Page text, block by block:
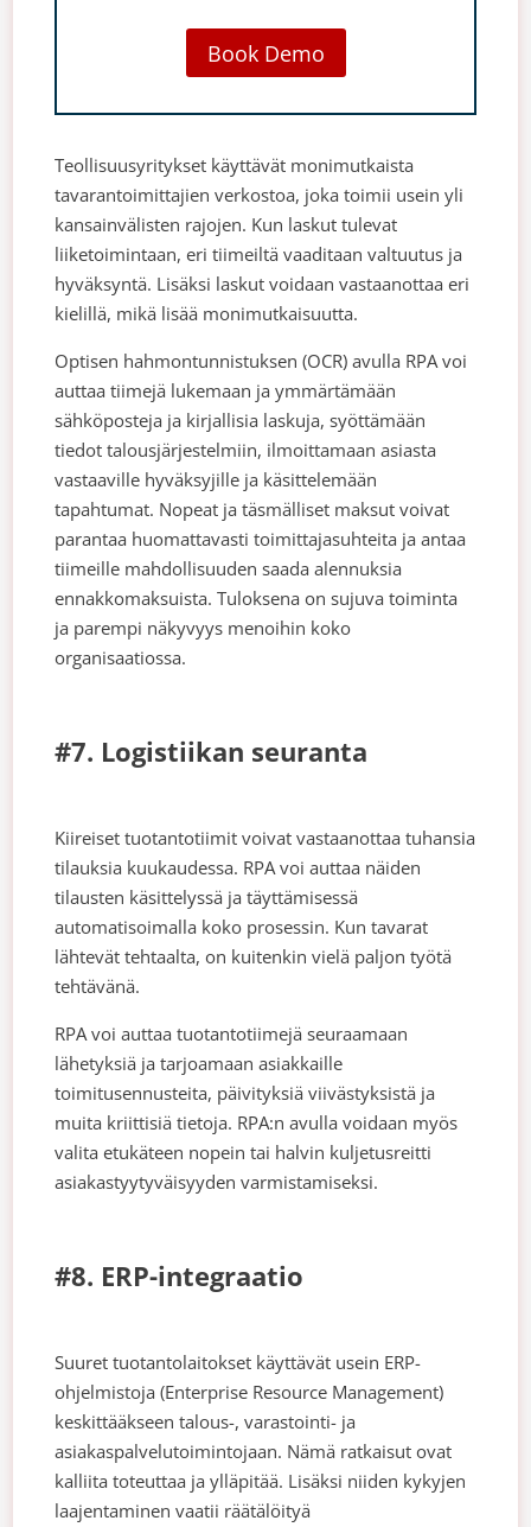
Book Demo
Teollisuusyritykset käyttävät monimutkaista
tavarantoimittajien verkostoa, joka toimii usein yli
kansainvälisten rajojen. Kun laskut tulevat
liiketoimintaan, eri tiimeiltä vaaditaan valtuutus ja
hyväksyntä. Lisäksi laskut voidaan vastaanottaa eri
kielillä, mikä lisää monimutkaisuutta.
Optisen hahmontunnistuksen (OCR) avulla RPA voi
auttaa tiimejä lukemaan ja ymmärtämään
sähköposteja ja kirjallisia laskuja, syöttämään
tiedot talousjärjestelmiin, ilmoittamaan asiasta
vastaaville hyväksyjille ja käsittelemään
tapahtumat. Nopeat ja täsmälliset maksut voivat
parantaa huomattavasti toimittajasuhteita ja antaa
tiimeille mahdollisuuden saada alennuksia
ennakkomaksuista. Tuloksena on sujuva toiminta
ja parempi näkyvyys menoihin koko
organisaatiossa.
#7. Logistiikan seuranta
Kiireiset tuotantotiimit voivat vastaanottaa tuhansia
tilauksia kuukaudessa. RPA voi auttaa näiden
tilausten käsittelyssä ja täyttämisessä
automatisoimalla koko prosessin. Kun tavarat
lähtevät tehtaalta, on kuitenkin vielä paljon työtä
tehtävänä.
RPA voi auttaa tuotantotiimejä seuraamaan
lähetyksiä ja tarjoamaan asiakkaille
toimitusennusteita, päivityksiä viivästyksistä ja
muita kriittisiä tietoja. RPA:n avulla voidaan myös
valita etukäteen nopein tai halvin kuljetusreitti
asiakastyytyväisyyden varmistamiseksi.
#8. ERP-integraatio
Suuret tuotantolaitokset käyttävät usein ERP-
ohjelmistoja (Enterprise Resource Management)
keskittääkseen talous-, varastointi- ja
asiakaspalvelutoimintojaan. Nämä ratkaisut ovat
kalliita toteuttaa ja ylläpitää. Lisäksi niiden kykyjen
laajentaminen vaatii räätälöityä